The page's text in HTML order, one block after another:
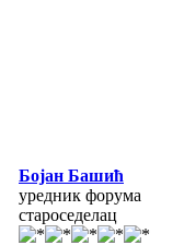
Бојан Башић
уредник форума
староседелац